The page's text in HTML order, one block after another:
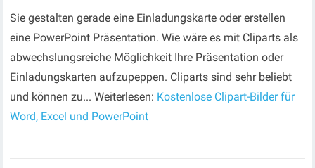
Sie gestalten gerade eine Einladungskarte oder erstellen
eine PowerPoint Präsentation. Wie wäre es mit Cliparts als
abwechslungsreiche Möglichkeit Ihre Präsentation oder
Einladungskarten aufzupeppen. Cliparts sind sehr beliebt
und können zu... Weiterlesen: Kostenlose Clipart-Bilder für
Word, Excel und PowerPoint